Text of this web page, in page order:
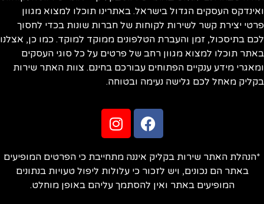
ואינדקס העסקים הגדול בישראל. באתרינו תוכלו למצוא מגוון
פרטי יצירת קשר לשירות לקוחות של חברות שונות בכדי לחסוך
לכם בתיסכול, זמן והעברת הטלפונים ממוקד למוקד. כמו כן, אצלנו
באתר תוכלו למצוא מגוון רחב של פרטים על כל סוגי העסקים
ומאגרי מידע ענקיים הפתוחים עבורכם בחינם. צוות האתר שירות
בקליק מאחל לכם גלישה נעימה ובטוחה.
*הנהלת האתר שירות בקליק איננה מתחייבת כי הפרטים המופיעים
באתר הם נכונים, ויש לזכור כי עלולות ליפול טעויות בנתונים
המופיעים באתר ואין להסתמך עליהם באופן מוחלט.